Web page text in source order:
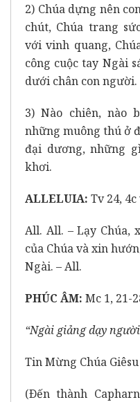
2) Chúa dựng nên
chút, Chúa trang
với vinh quang,
công cuộc tay Ngài
dưới chân con người.
3) Nào chiên, nào
những muông thú ở
đại dương, những
khơi.
ALLELUIA: Tv 24, 4c
All. All. – Lạy Chúa,
của Chúa và xin
Ngài. – All.
PHÚC ÂM: Mc 1, 21-
“Ngài giảng dạy
Tin Mừng Chúa
(Ðến thành